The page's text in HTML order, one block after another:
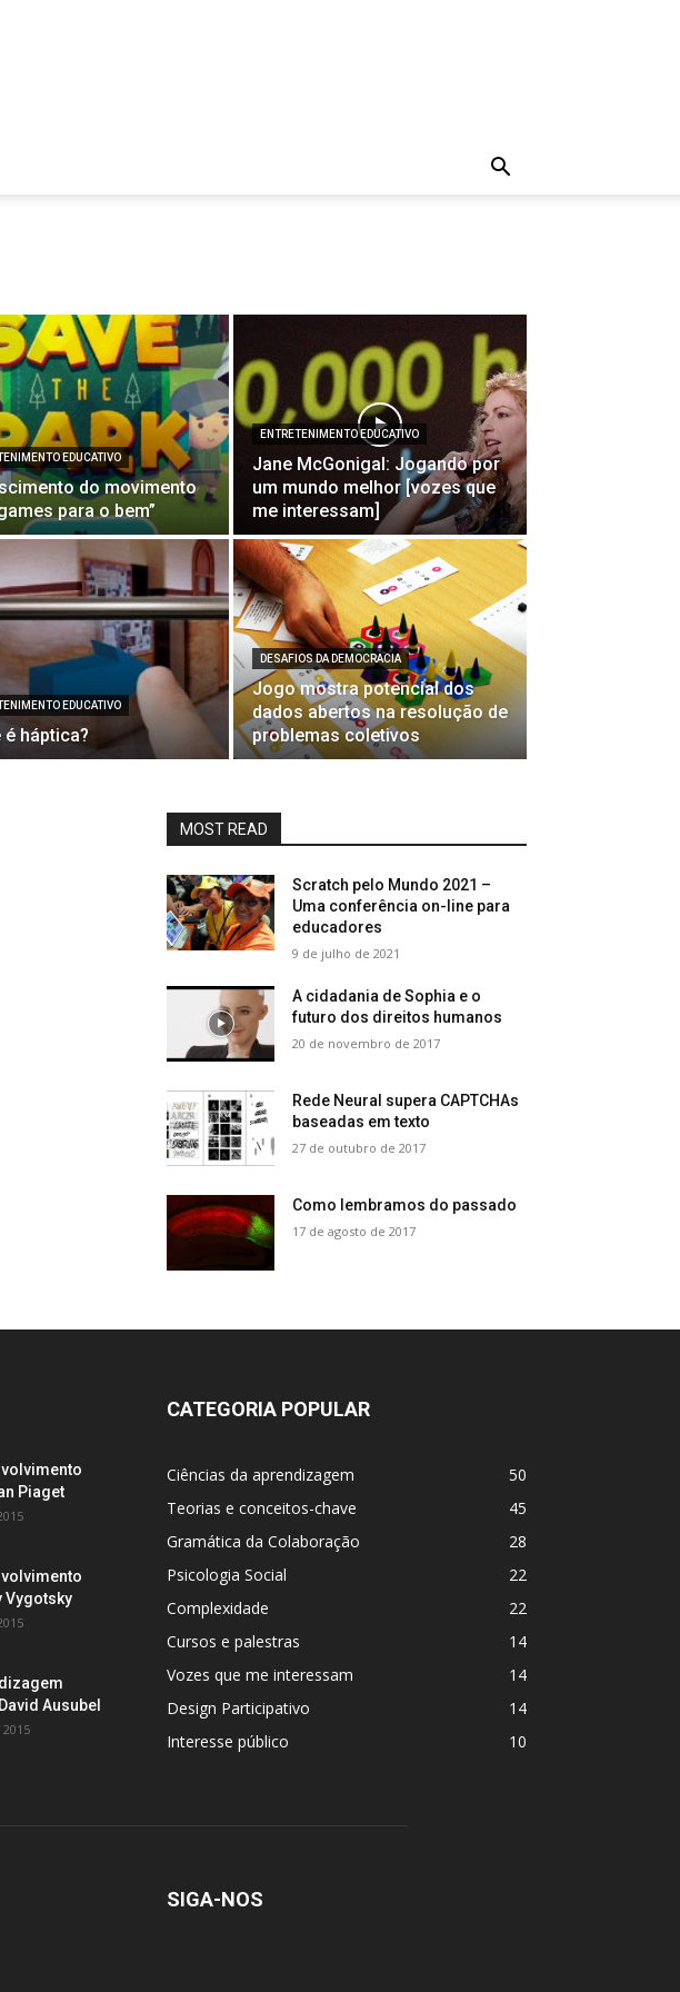
EDUCATIVO
do movimento
para o bem”
ENTRETENIMENTO EDUCATIVO
Jane McGonigal: Jogando por
um mundo melhor [vozes que
me interessam]
EDUCATIVO
é háptica?
DESAFIOS DA DEMOCRACIA
Jogo mostra potencial dos
dados abertos na resolução de
problemas coletivos
MOST READ
Scratch pelo Mundo 2021 –
Uma conferência on-line para
educadores
9 de julho de 2021
A cidadania de Sophia e o
futuro dos direitos humanos
20 de novembro de 2017
Rede Neural supera CAPTCHAs
baseadas em texto
27 de outubro de 2017
Como lembramos do passado
17 de agosto de 2017
Piaget
Vygotsky
Ausubel
CATEGORIA POPULAR
Ciências da aprendizagem
50
Teorias e conceitos-chave
45
Gramática da Colaboração
28
Psicologia Social
22
Complexidade
22
Cursos e palestras
14
Vozes que me interessam
14
Design Participativo
14
Interesse público
10
SIGA-NOS